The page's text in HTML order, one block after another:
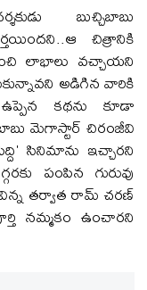
బుచ్చిబాబు
చిత్రానికి
లాభాలు వచ్చాయని
అడిగిన వారికి
కథను కూడా
మెగాస్టార్ చిరంజీవి
సినిమాను ఇచ్చారని
పంపిన గురువు
విన్న తర్వాత రామ్ చరణ్
నమ్మకం ఉంచారని